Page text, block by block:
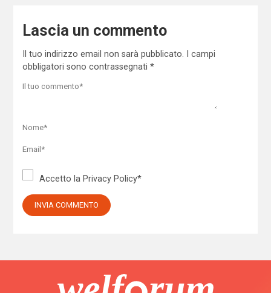
Lascia un commento
Il tuo indirizzo email non sarà pubblicato.
I campi
obbligatori sono contrassegnati *
Accetto la Privacy Policy*